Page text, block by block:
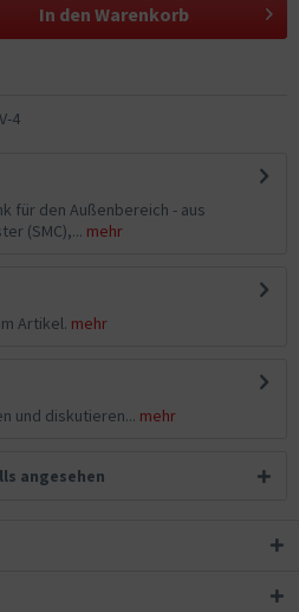
In den Warenkorb
4
für den Außenbereich - aus
(SMC),... mehr
Artikel. mehr
und diskutieren... mehr
angesehen